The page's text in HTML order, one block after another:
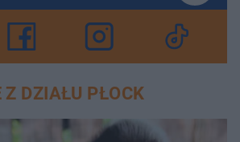
DZIAŁU PŁOCK